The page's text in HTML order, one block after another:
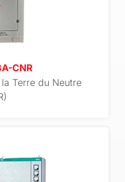
CNR
Terre du Neutre